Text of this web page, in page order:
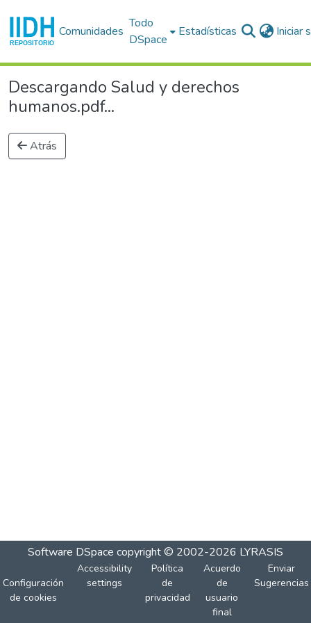
Comunidades
Todo
DSpace
Estadísticas Iniciar
Descargando Salud y derechos
humanos.pdf...
Atrás
Software DSpace copyright © 2002-2026 LYRASIS
Configuración
de cookies
Accessibility
settings
Política
de
privacidad
Acuerdo
de
usuario
final
Enviar
Sugerencias